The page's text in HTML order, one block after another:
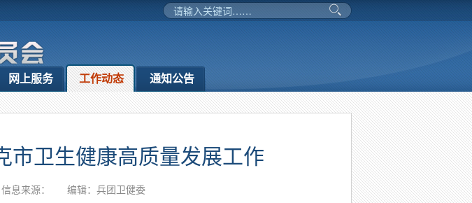
网上服务 工作动态 通知公告
市卫生健康高质量发展工作
信息来源：
编辑：兵团卫健委